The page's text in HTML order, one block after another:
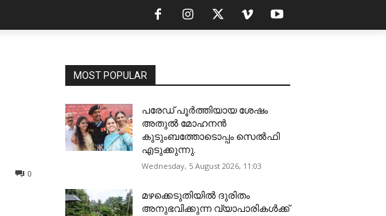
0
MOST POPULAR
പരേഡ് പൂര്‍ത്തിയായ ശേഷം
അതുൽ മോഹനൻ
കുടുംബത്തോടൊപ്പം സെൽഫി
എടുക്കുന്നു.
Wednesday, 5 August 2026, 11:03
മഴക്കെടുതിയിൽ ദുരിതം
അനുഭവിക്കുന്ന വ്യാപാരികൾക്ക്